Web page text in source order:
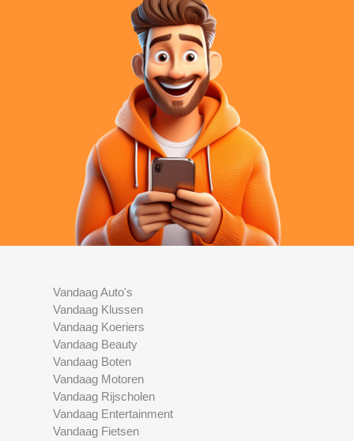
Vandaag Auto's
Vandaag Klussen
Vandaag Koeriers
Vandaag Beauty
Vandaag Boten
Vandaag Motoren
Vandaag Rijscholen
Vandaag Entertainment
Vandaag Fietsen